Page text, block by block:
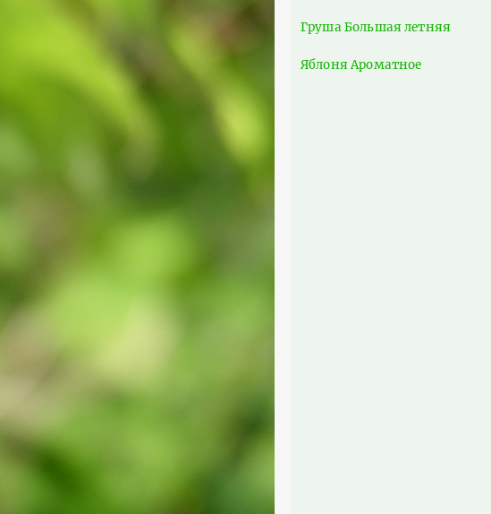
Груша Большая летняя
Яблоня Ароматное